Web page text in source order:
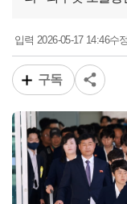
입력2026-05-17 14:46수정
구독